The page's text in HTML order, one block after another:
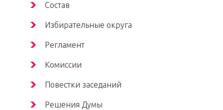
Состав
Избирательные округа
Регламент
Комиссии
Повестки заседаний
Решения Думы